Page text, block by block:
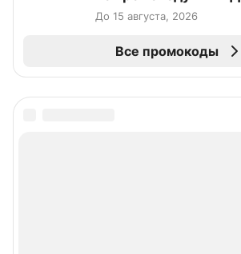
До 15 августа, 2026
Все промокоды